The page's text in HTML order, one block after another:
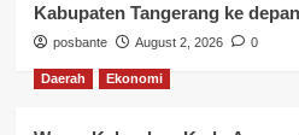
Kabupaten Tangerang ke
posbante August 2, 2026 0
Daerah Ekonomi